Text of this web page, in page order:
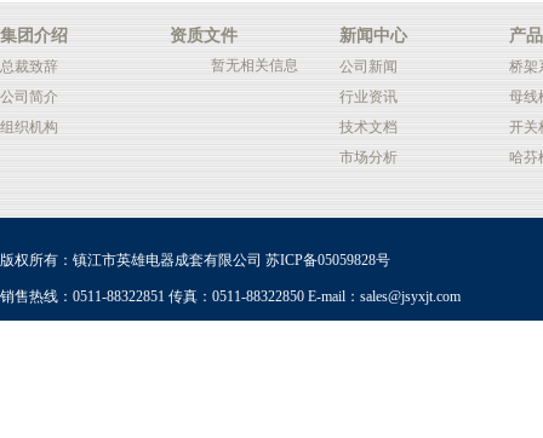
集团介绍
总裁致辞
公司简介
组织机构
资质文件
暂无相关信息
新闻中心
公司新闻
行业资讯
技术文档
市场分析
产
桥架
母线
开关
哈芬
版权所有：镇江市英雄电器成套有限公司 苏ICP备05059828号
销售热线：0511-88322851 传真：0511-88322850 E-mail： sales@jsyxjt.com